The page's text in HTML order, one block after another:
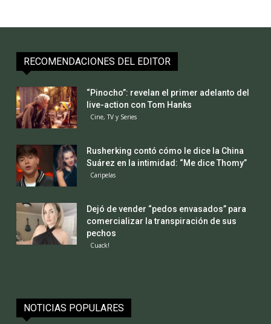
RECOMENDACIONES DEL EDITOR
“Pinocho”: revelan el primer adelanto del
live-action con Tom Hanks
Cine, TV y Series
Rusherking contó cómo le dice la China
Suárez en la intimidad: “Me dice Thomy”
Caripelas
Dejó de vender “pedos envasados” para
comercializar la transpiración de sus
pechos
Cuack!
NOTICIAS POPULARES